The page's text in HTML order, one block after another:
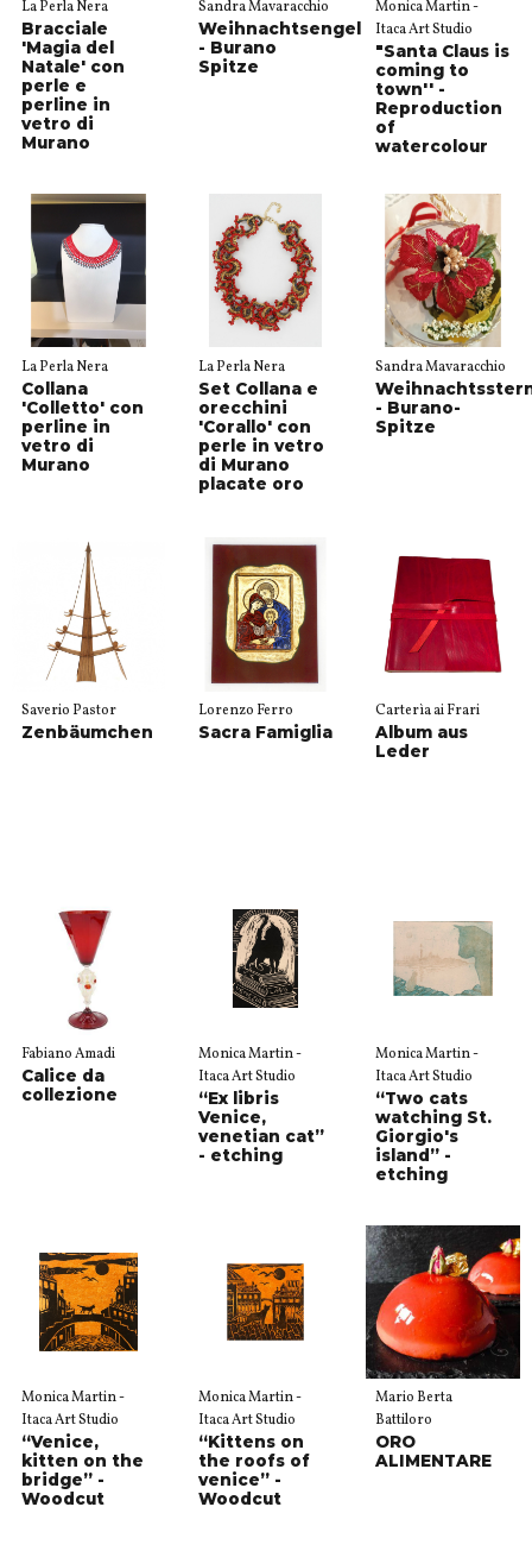
La Perla Nera
Bracciale
'Magia del
Natale' con
perle e
perline in
vetro di
Murano
Sandra Mavaracchio
Weihnachtsengel
- Burano
Spitze
Monica Martin -
Itaca Art Studio
"Santa Claus is
coming to
town'' -
Reproduction
of
watercolour
La Perla Nera
Collana
'Colletto' con
perline in
vetro di
Murano
La Perla Nera
Set Collana e
orecchini
'Corallo' con
perle in vetro
di Murano
placate oro
Sandra Mavaracchio
- Burano-
Spitze
Saverio Pastor
Zenbäumchen
Lorenzo Ferro
Sacra Famiglia
Carterìa ai Frari
Album aus
Leder
Fabiano Amadi
Calice da
collezione
Monica Martin -
Itaca Art Studio
“Ex libris
Venice,
venetian cat”
- etching
Monica Martin -
Itaca Art Studio
“Two cats
watching St.
Giorgio's
island” -
etching
Monica Martin -
Itaca Art Studio
“Venice,
kitten on the
bridge” -
Woodcut
Monica Martin -
Itaca Art Studio
“Kittens on
the roofs of
venice” -
Woodcut
Mario Berta
Battiloro
ORO
ALIMENTARE